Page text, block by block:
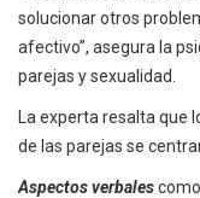
solucionar otros
afectivo”, asegura la
parejas y sexualidad.
La experta resalta que
de las parejas se
Aspectos verbales